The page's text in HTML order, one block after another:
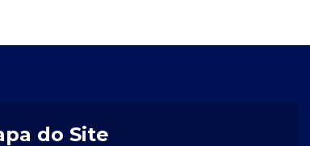
do Site